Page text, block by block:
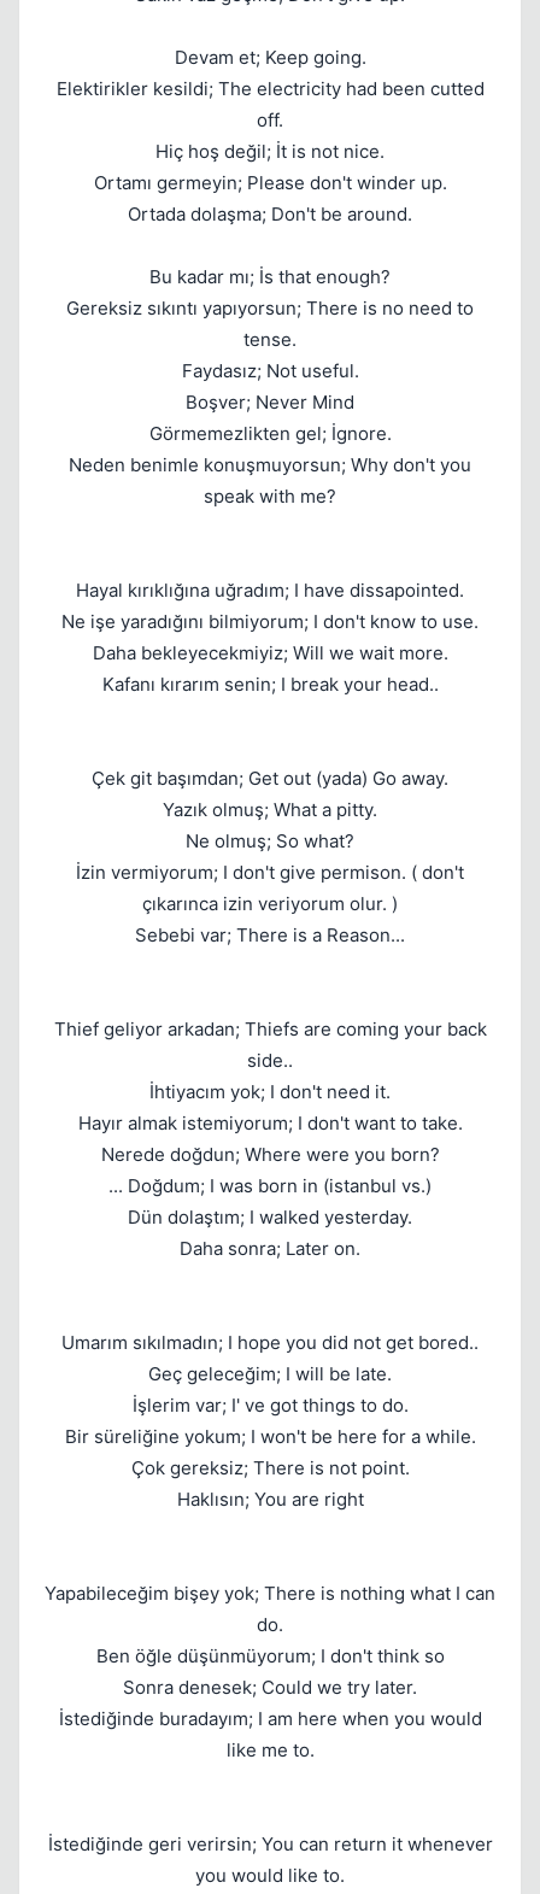
Devam et; Keep going.
Elektirikler kesildi; The electricity had been cutted
off.
Hiç hoş değil; İt is not nice.
Ortamı germeyin; Please don't winder up.
Ortada dolaşma; Don't be around.
Bu kadar mı; İs that enough?
Gereksiz sıkıntı yapıyorsun; There is no need to
tense.
Faydasız; Not useful.
Boşver; Never Mind
Görmemezlikten gel; İgnore.
Neden benimle konuşmuyorsun; Why don't you
speak with me?
Hayal kırıklığına uğradım; I have dissapointed.
Ne işe yaradığını bilmiyorum; I don't know to use.
Daha bekleyecekmiyiz; Will we wait more.
Kafanı kırarım senin; I break your head..
Çek git başımdan; Get out (yada) Go away.
Yazık olmuş; What a pitty.
Ne olmuş; So what?
İzin vermiyorum; I don't give permison. ( don't
çıkarınca izin veriyorum olur. )
Sebebi var; There is a Reason...
Thief geliyor arkadan; Thiefs are coming your back
side..
İhtiyacım yok; I don't need it.
Hayır almak istemiyorum; I don't want to take.
Nerede doğdun; Where were you born?
... Doğdum; I was born in (istanbul vs.)
Dün dolaştım; I walked yesterday.
Daha sonra; Later on.
Umarım sıkılmadın; I hope you did not get bored..
Geç geleceğim; I will be late.
İşlerim var; I' ve got things to do.
Bir süreliğine yokum; I won't be here for a while.
Çok gereksiz; There is not point.
Haklısın; You are right
Yapabileceğim bişey yok; There is nothing what I can
do.
Ben öğle düşünmüyorum; I don't think so
Sonra denesek; Could we try later.
İstediğinde buradayım; I am here when you would
like me to.
İstediğinde geri verirsin; You can return it whenever
you would like to.